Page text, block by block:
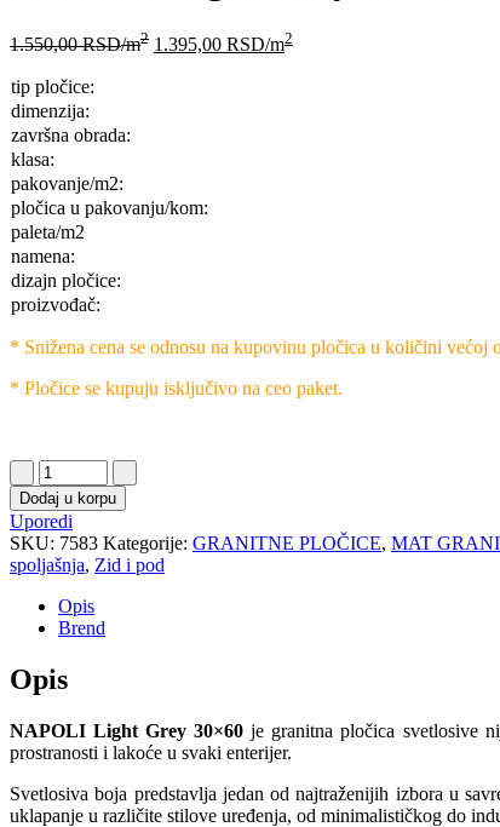
1.550,00RSD/m2 1.395,00 RSD/m2
tip pločice:
dimenzija:
završna obrada:
klasa:
pakovanje/m2:
pločica u pakovanju/kom:
paleta/m2
namena:
dizajn pločice:
proizvođač:
* Snižena cena se odnosu na kupovinu pločica u količini većoj
* Pločice se kupuju isključivo na ceo paket.
Dodaj u korpu
Uporedi
SKU: 7583 Kategorije: GRANITNE PLOČICE, MAT
spoljašnja, Zid i pod
Opis
Brend
Opis
NAPOLI Light Grey 30×60 je granitna pločica svetlosive
prostranosti i lakoće u svaki enterijer.
Svetlosiva boja predstavlja jedan od najtraženijih izbora u
uklapanje u različite stilove uređenja, od minimalističkog do